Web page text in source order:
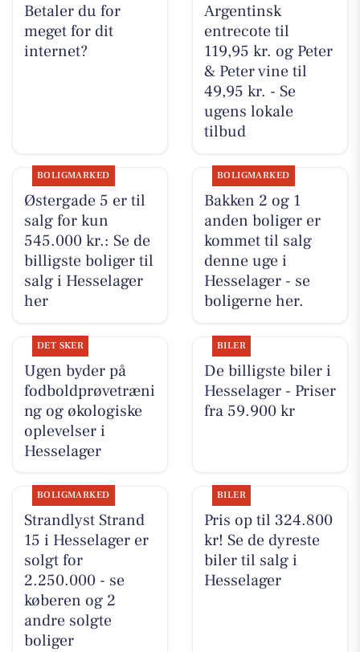
Betaler du for
meget for dit
internet?
Argentinsk
entrecote til
119,95 kr. og Peter
& Peter vine til
49,95 kr. - Se
ugens lokale
tilbud
BOLIGMARKED
Østergade 5 er til
salg for kun
545.000 kr.: Se de
billigste boliger til
salg i Hesselager
her
BOLIGMARKED
Bakken 2 og 1
anden boliger er
kommet til salg
denne uge i
Hesselager - se
boligerne her.
DET SKER
Ugen byder på
fodboldprøvetræni
ng og økologiske
oplevelser i
Hesselager
BILER
De billigste biler i
Hesselager - Priser
fra 59.900 kr
BOLIGMARKED
Strandlyst Strand
15 i Hesselager er
solgt for
2.250.000 - se
køberen og 2
andre solgte
boliger
BILER
Pris op til 324.800
kr! Se de dyreste
biler til salg i
Hesselager